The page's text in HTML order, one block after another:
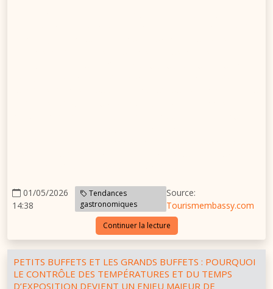
01/05/2026
14:38
Tendances
gastronomiques
Source:
Tourismembassy.com
Continuer la lecture
PETITS BUFFETS ET LES GRANDS BUFFETS : POURQUOI
LE CONTRÔLE DES TEMPÉRATURES ET DU TEMPS
D’EXPOSITION DEVIENT UN ENJEU MAJEUR DE